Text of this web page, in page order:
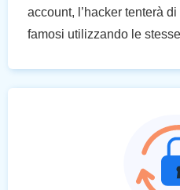
account, l’hacker tenterà
famosi utilizzando le